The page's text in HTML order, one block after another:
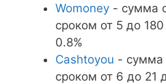
Womoney - сумма
сроком от 5 до
0.8%
Cashtoyou - сумма
сроком от 6 до 21